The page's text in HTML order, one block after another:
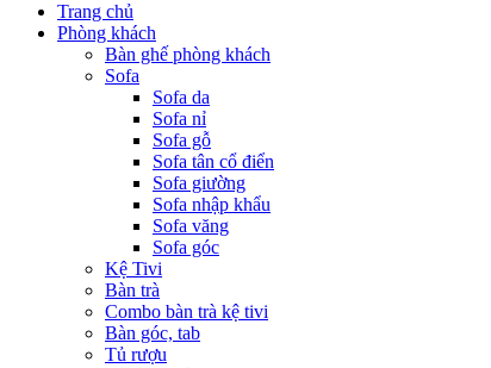
Trang chủ
Phòng khách
Bàn ghế phòng khách
Sofa
Sofa da
Sofa nỉ
Sofa gỗ
Sofa tân cổ điển
Sofa giường
Sofa nhập khẩu
Sofa văng
Sofa góc
Kệ Tivi
Bàn trà
Combo bàn trà kệ tivi
Bàn góc, tab
Tủ rượu